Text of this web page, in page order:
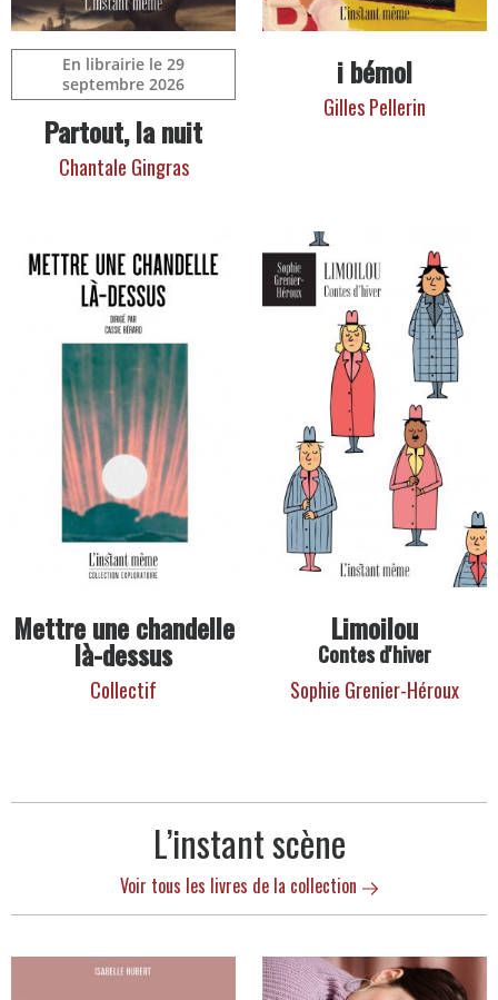
En librairie le 29
septembre 2026
Partout, la nuit
Chantale Gingras
i bémol
Gilles Pellerin
Mettre une chandelle
là-dessus
Collectif
Limoilou
Contes d'hiver
Sophie Grenier-Héroux
L’instant scène
Voir tous les livres de la collection